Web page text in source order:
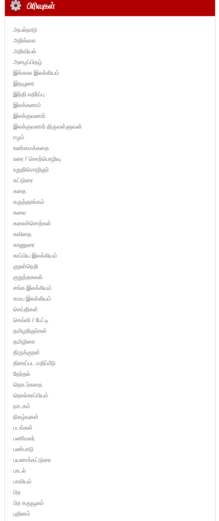
பிரிவுகள்
அயல்நாடு
அறிக்கை
அறிவியல்
அழைப்பிதழ்
இக்கால இலக்கியம்
இதழுரை
இந்தி எதிர்ப்பு
இலக்கணம்
இலக்குவனார்
இலக்குவனார் திருவள்ளுவன்
ஈழம்
உண்மைக்கதை
உரை / சொற்பொழிவு
உறுதிமொழிஞர்
கட்டுரை
கதை
கருத்தரங்கம்
கலை
கலைச்சொற்கள்
கவிதை
காணுரை
காப்பிய இலக்கியம்
குறள்நெறி
குறுந்தகவல்
சங்க இலக்கியம்
சமய இலக்கியம்
செய்திகள்
செவ்வி / பேட்டி
தமிழறிஞர்கள்
தமிழிசை
திருக்குறள்
திரைப்பட மதிப்பீடு
தேர்தல்
தொடர்கதை
தொல்காப்பியம்
நாடகம்
நிகழ்வுகள்
படங்கள்
பணிமலர்
பண்பாடு
பயணக்கட்டுரை
பாடல்
பாவியம்
பிற
பிற கருவூலம்
புதினம்